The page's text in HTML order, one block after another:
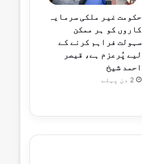
حکومت غیر ملکی سرمایہ
کاروں کو ہر ممکن
سہولت فراہم کرنے کے
لیے پُرعزم ہے، قیصر
احمد شیخ
2 دن پہلے